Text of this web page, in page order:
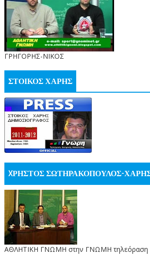
ΓΡΗΓΟΡΗΣ-ΝΙΚΟΣ
ΣΤΟΙΚΟΣ ΧΑΡΗΣ
XΡΗΣΤΟΣ ΣΩΤΗΡΑΚΟΠΟΥΛΟΣ-
ΑΘΛΗΤΙΚΗ ΓΝΩΜΗ στην ΓΝΩΜΗ τηλεόραση